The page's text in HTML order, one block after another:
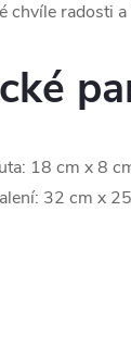
chvíle radosti
18 cm x 8
32 cm x